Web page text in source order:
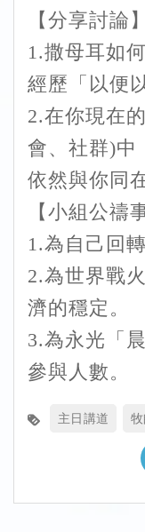
【分享討論】
1.撒母耳如
經歷「以便
2.在你現在
會、社群)中
依然與你同
【小組公禱
1.為自己回
2.為世界戰
濟的穩定。
3.為永光「
參與人數。
主日講道